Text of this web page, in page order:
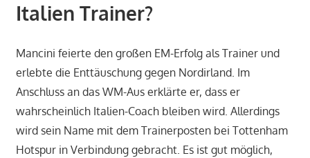
Italien Trainer?
Mancini feierte den großen EM-Erfolg als Trainer und
erlebte die Enttäuschung gegen Nordirland. Im
Anschluss an das WM-Aus erklärte er, dass er
wahrscheinlich Italien-Coach bleiben wird. Allerdings
wird sein Name mit dem Trainerposten bei Tottenham
Hotspur in Verbindung gebracht. Es ist gut möglich,